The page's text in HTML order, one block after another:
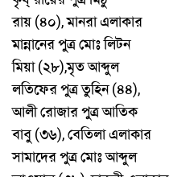
রায় (৪০),মানরাএলাকার
মান্নানেরপুত্রমোঃলিটন
মিয়া(২৮),মৃতআব্দুল
লতিফেরপুত্রতুহিন(৪৪),
আলীরোজারপুত্রআতিক
বাবু (৩৬),বেতিলাএলাকার
সামাদেরপুত্রমোঃআব্দুল